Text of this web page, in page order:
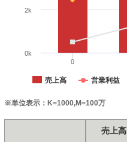
売上高 営業利益
0
0k
2k
※単位表示：K=1000,M=100万
売上高